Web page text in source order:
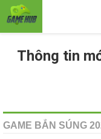
Thông tin
GAME BẮN SÚNG